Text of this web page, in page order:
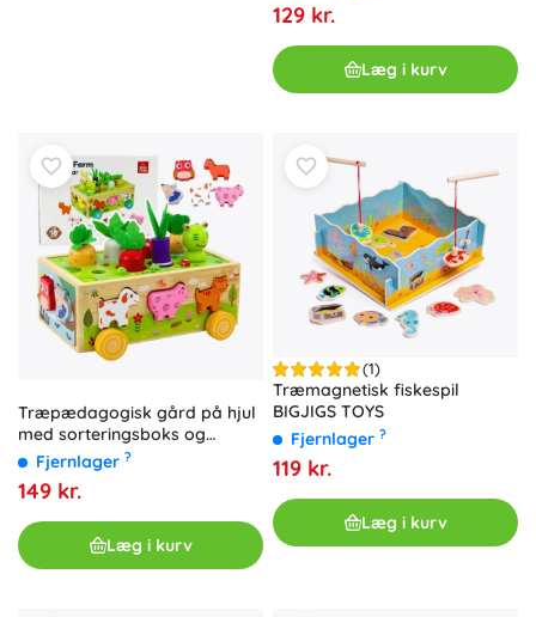
129 kr.
Læg i kurv
Træpædagogisk gård på hjul
med sorteringsboks og
magnetiske orme
Fjernlager ?
149 kr.
Læg i kurv
(1)
Træmagnetisk fiskespil
BIGJIGS TOYS
Fjernlager ?
119 kr.
Læg i kurv